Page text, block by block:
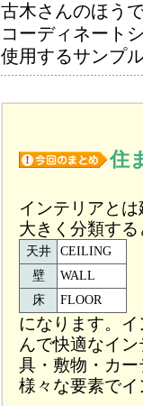
古木さんのほう
コーディネート
使用するサンプ
住
インテリアと
大きく分類する
天井
CEILING
壁
WALL
床
FLOOR
になります。
んで快適なイ
具・敷物・カ
様々な要素で